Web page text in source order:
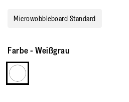
Microwobbleboard Standard
Farbe- Weißgrau